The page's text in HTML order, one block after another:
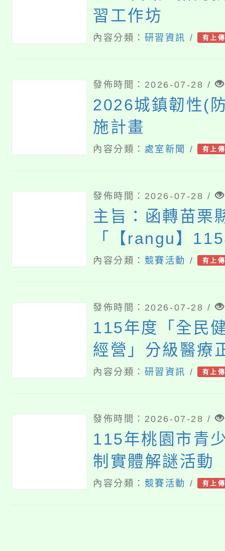
習工作坊
內容分類： 研習資訊 / 有上
發佈時間：2026-07-28 /
2026城鎮韌性(
施計畫
內容分類： 處室新聞 / 有上
發佈時間：2026-07-28 /
主旨：函轉苗栗
「【rangu】
全國原住民族樂
內容分類： 競賽活動 / 有上
發佈時間：2026-07-28 /
115年度「全民
經營」分級醫療
養導向沉浸式體
內容分類： 研習資訊 / 有上
發佈時間：2026-07-28 /
115年桃園市青
制實體解謎活動
內容分類： 競賽活動 / 有上